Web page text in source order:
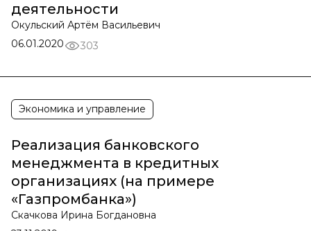
деятельности
Окульский Артём Васильевич
06.01.2020
303
Экономика и управление
Реализация банковского
менеджмента в кредитных
организациях (на примере
«Газпромбанка»)
Скачкова Ирина Богдановна